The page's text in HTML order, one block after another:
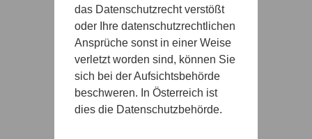
das Datenschutzrecht verstößt
oder Ihre datenschutzrechtlichen
Ansprüche sonst in einer Weise
verletzt worden sind, können Sie
sich bei der Aufsichtsbehörde
beschweren. In Österreich ist
dies die Datenschutzbehörde.